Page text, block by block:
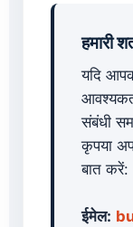
हमारी
यदि
संबंधी
कृपया
बात करें:
ईमेल: